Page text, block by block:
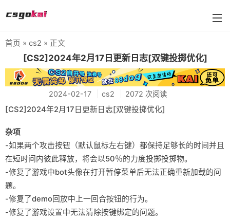
farmskins
88dog
flamecases
88hash-jp
首页 » cs2 » 正文
[CS2]2024年2月17日更新日志[双键投掷优化]
2024-02-17 cs2 2072 次阅读
[CS2]2024年2月17日更新日志[双键投掷优化]
杂项
-如果两个攻击按钮（默认鼠标左右键）都保持足够长的时间并且
在短时间内彼此释放，将会以50％的力度投掷投掷物。
-修复了游戏中bot头像在打开暂停菜单后无法正确重新加载的问
题。
-修复了demo回放中上一回合按钮的行为。
-修复了游戏设置中无法清除按键绑定的问题。